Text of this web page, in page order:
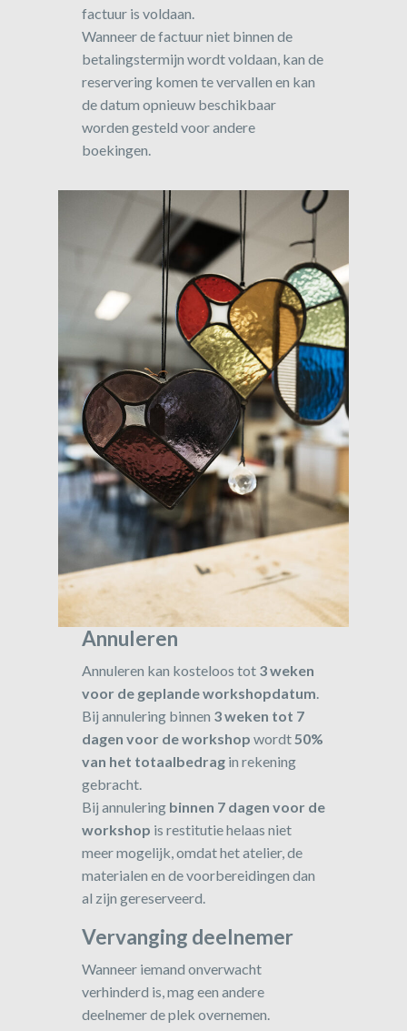
factuur is voldaan.
Wanneer de factuur niet binnen de
betalingstermijn wordt voldaan, kan de
reservering komen te vervallen en kan
de datum opnieuw beschikbaar
worden gesteld voor andere
boekingen.
Annuleren
Annuleren kan kosteloos tot 3 weken
voor de geplande workshopdatum
Bij annulering binnen 3 weken tot 7
dagen voor de workshop wordt 50%
van het totaalbedragin rekening
gebracht.
Bij annulering binnen 7 dagen voor de
workshop is restitutie helaas niet
meer mogelijk, omdat het atelier, de
materialen en de voorbereidingen dan
al zijn gereserveerd.
Vervanging deelnemer
Wanneer iemand onverwacht
verhinderd is, mag een andere
deelnemer de plek overnemen.